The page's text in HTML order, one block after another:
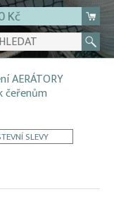
Kč
AERÁTORY
čeřenům
SLEVY